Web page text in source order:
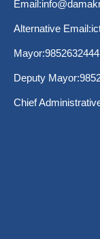
Email:
Alternative Email:
Mayor:9852632444
Deputy
Chief